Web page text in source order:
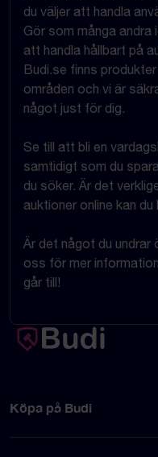
du väljer att handla
Gör som många
att handla hållbart på
Budi.se finns
områden och vi är
något just för dig.
Se till att bli en
samtidigt som du
du söker. Är det
auktioner online kan
Är det något du
oss för mer
går till!
Köpa på Budi